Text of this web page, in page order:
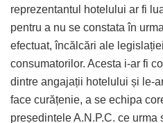
reprezentantul hotelului ar fi
pentru a nu se constata în
efectuat, încălcări ale
consumatorilor. Acesta i-ar fi
dintre angajații hotelului și le-
face curățenie, a se echipa
președintele A.N.P.C. ce urma